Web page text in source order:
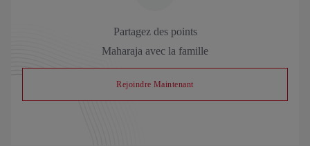
Partagez des points
Maharaja avec la famille
Rejoindre Maintenant